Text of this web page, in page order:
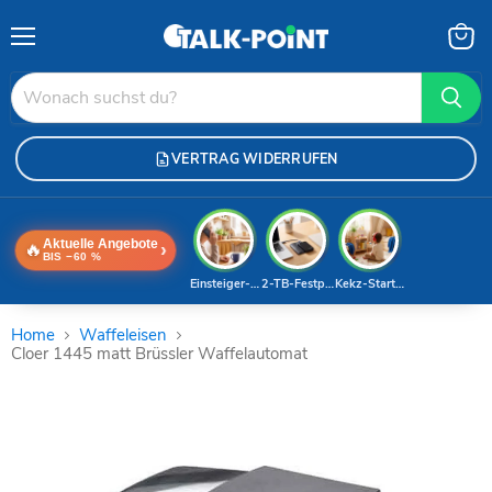
VERTRAG WIDERRUFEN
🔥 Aktuelle Angebote
BIS −60 % ›
Kekz-Starterset
2-TB-Festplatte
Einsteiger-Handy
Home
Waffeleisen
Cloer 1445 matt Brüssler Waffelautomat